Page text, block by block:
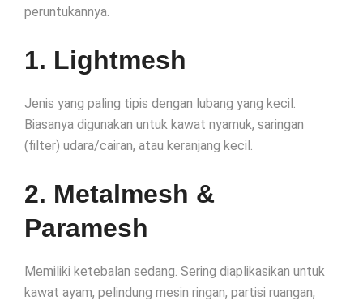
peruntukannya.
1. Lightmesh
Jenis yang paling tipis dengan lubang yang kecil.
Biasanya digunakan untuk kawat nyamuk, saringan
(filter) udara/cairan, atau keranjang kecil.
2. Metalmesh &
Paramesh
Memiliki ketebalan sedang. Sering diaplikasikan untuk
kawat ayam, pelindung mesin ringan, partisi ruangan,